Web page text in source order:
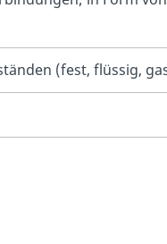
(fest, flüssig,